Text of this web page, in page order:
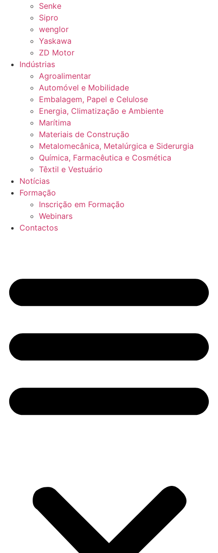
Senke
Sipro
wenglor
Yaskawa
ZD Motor
Indústrias
Agroalimentar
Automóvel e Mobilidade
Embalagem, Papel e Celulose
Energia, Climatização e Ambiente
Marítima
Materiais de Construção
Metalomecânica, Metalúrgica e Siderurgia
Química, Farmacêutica e Cosmética
Têxtil e Vestuário
Notícias
Formação
Inscrição em Formação
Webinars
Contactos